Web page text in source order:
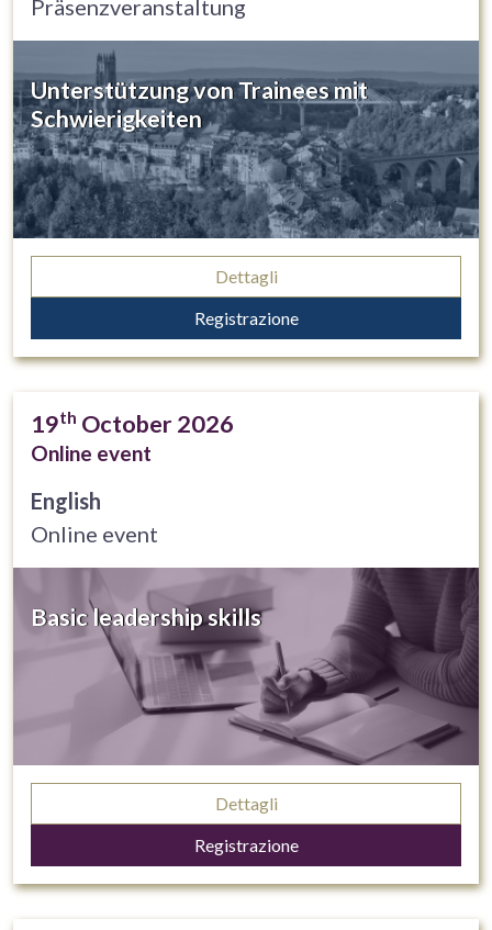
Präsenzveranstaltung
Unterstützung von Trainees mit
Schwierigkeiten
Dettagli
Registrazione
19th October 2026
Online event
English
Online event
Basic leadership skills
Dettagli
Registrazione